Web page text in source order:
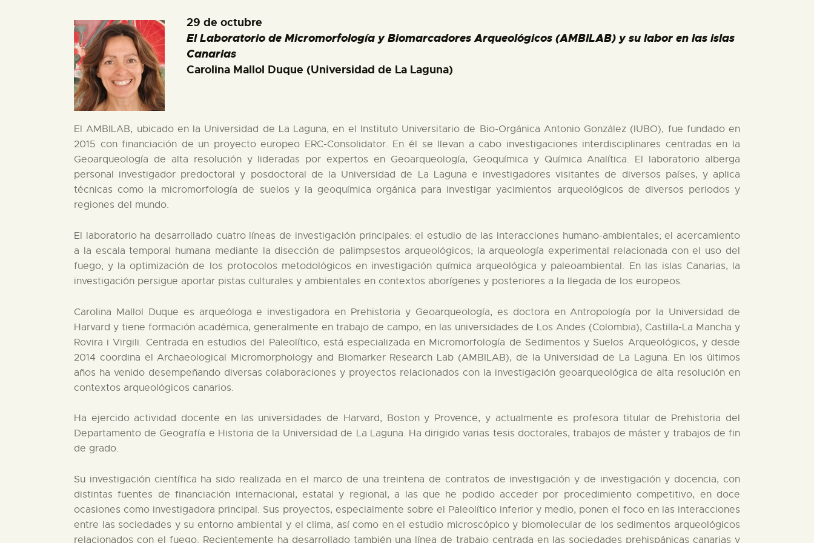
29 de octubre
El Laboratorio de Micromorfología y Biomarcadores Arqueológicos (AMBILAB) y su labor en las islas
Canarias
Carolina Mallol Duque (Universidad de La Laguna)
El AMBILAB, ubicado en la Universidad de La Laguna, en el Instituto Universitario de Bio-Orgánica Antonio González (IUBO), fue fundado en
2015 con financiación de un proyecto europeo ERC-Consolidator. En él se llevan a cabo investigaciones interdisciplinares centradas en la
Geoarqueología de alta resolución y lideradas por expertos en Geoarqueología, Geoquímica y Química Analítica. El laboratorio alberga
personal investigador predoctoral y posdoctoral de la Universidad de La Laguna e investigadores visitantes de diversos países, y aplica
técnicas como la micromorfología de suelos y la geoquímica orgánica para investigar yacimientos arqueológicos de diversos periodos y
regiones del mundo.
El laboratorio ha desarrollado cuatro líneas de investigación principales: el estudio de las interacciones humano-ambientales; el acercamiento
a la escala temporal humana mediante la disección de palimpsestos arqueológicos; la arqueología experimental relacionada con el uso del
fuego; y la optimización de los protocolos metodológicos en investigación química arqueológica y paleoambiental. En las islas Canarias, la
investigación persigue aportar pistas culturales y ambientales en contextos aborígenes y posteriores a la llegada de los europeos.
Carolina Mallol Duque es arqueóloga e investigadora en Prehistoria y Geoarqueología, es doctora en Antropología por la Universidad de
Harvard y tiene formación académica, generalmente en trabajo de campo, en las universidades de Los Andes (Colombia), Castilla-La Mancha y
Rovira i Virgili. Centrada en estudios del Paleolítico, está especializada en Micromorfología de Sedimentos y Suelos Arqueológicos, y desde
2014 coordina el Archaeological Micromorphology and Biomarker Research Lab (AMBILAB), de la Universidad de La Laguna. En los últimos
años ha venido desempeñando diversas colaboraciones y proyectos relacionados con la investigación geoarqueológica de alta resolución en
contextos arqueológicos canarios.
Ha ejercido actividad docente en las universidades de Harvard, Boston y Provence, y actualmente es profesora titular de Prehistoria del
Departamento de Geografía e Historia de la Universidad de La Laguna. Ha dirigido varias tesis doctorales, trabajos de máster y trabajos de fin
de grado.
Su investigación científica ha sido realizada en el marco de una treintena de contratos de investigación y de investigación y docencia, con
distintas fuentes de financiación internacional, estatal y regional, a las que he podido acceder por procedimiento competitivo, en doce
ocasiones como investigadora principal. Sus proyectos, especialmente sobre el Paleolítico inferior y medio, ponen el foco en las interacciones
entre las sociedades y su entorno ambiental y el clima, así como en el estudio microscópico y biomolecular de los sedimentos arqueológicos
relacionados con el fuego. Recientemente ha desarrollado también una línea de trabajo centrada en las sociedades prehispánicas canarias y